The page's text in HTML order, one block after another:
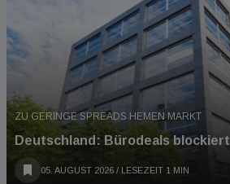
ZU GERINGE SPREADS HEMEN MARKT
Deutschland: Bürodeals blockiert
05. AUGUST 2026 / LESEZEIT 1 MIN